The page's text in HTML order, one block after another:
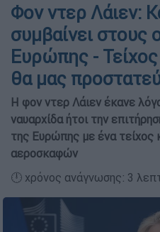
Φον ντερ Λάιεν:
συμβαίνει στους
Ευρώπης -
θα μας
Η φον ντερ Λάιεν έκανε
ναυαρχίδα ήτοι την
της Ευρώπης με ένα
αεροσκαφών
🕛 χρόνος ανάγνωσης: 3